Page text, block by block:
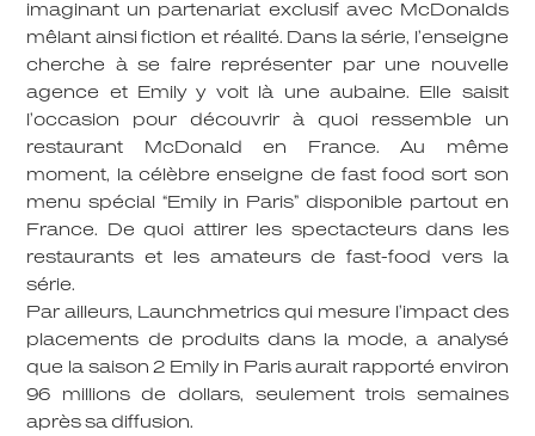
imaginant un partenariat exclusif avec McDonalds
mêlant ainsi fiction et réalité. Dans la série, l’enseigne
cherche à se faire représenter par une nouvelle
agence et Emily y voit là une aubaine. Elle saisit
l’occasion pour découvrir à quoi ressemble un
restaurant McDonald en France. Au même
moment, la célèbre enseigne de fast food sort son
menu spécial “Emily in Paris” disponible partout en
France. De quoi attirer les spectacteurs dans les
restaurants et les amateurs de fast-food vers la
série.
Par ailleurs, Launchmetrics qui mesure l’impact des
placements de produits dans la mode, a analysé
que la saison 2 Emily in Paris aurait rapporté environ
96 millions de dollars, seulement trois semaines
après sa diffusion.